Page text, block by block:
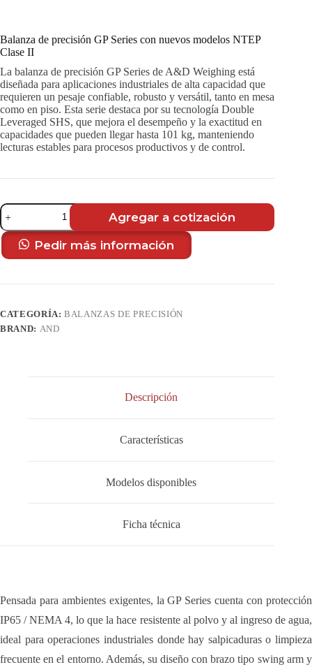
Balanza de precisión GP Series con nuevos modelos NTEP
Clase II
La balanza de precisión GP Series de A&D Weighing está
diseñada para aplicaciones industriales de alta capacidad que
requieren un pesaje confiable, robusto y versátil, tanto en mesa
como en piso. Esta serie destaca por su tecnología Double
Leveraged SHS, que mejora el desempeño y la exactitud en
capacidades que pueden llegar hasta 101 kg, manteniendo
lecturas estables para procesos productivos y de control.
Balanza
de
precisión
Series
Clase
II
Agregar a cotización
Pedir más información
CATEGORÍA:BALANZAS DE PRECISIÓN
BRAND: AND
Descripción
Características
Modelos disponibles
Ficha técnica
Pensada para ambientes exigentes, la GP Series cuenta con protección
IP65 / NEMA 4, lo que la hace resistente al polvo y al ingreso de agua,
ideal para operaciones industriales donde hay salpicaduras o limpieza
frecuente en el entorno. Además, su diseño con brazo tipo swing arm y